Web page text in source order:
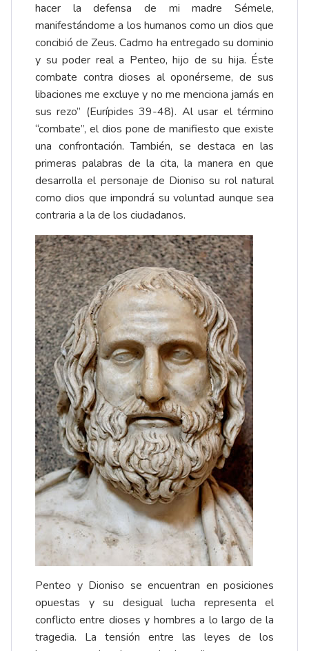
hacer la defensa de mi madre Sémele,
manifestándome a los humanos como un dios que
concibió de Zeus. Cadmo ha entregado su dominio
y su poder real a Penteo, hijo de su hija. Éste
combate contra dioses al oponérseme, de sus
libaciones me excluye y no me menciona jamás en
sus rezo” (Eurípides 39-48). Al usar el término
“combate”, el dios pone de manifiesto que existe
una confrontación. También, se destaca en las
primeras palabras de la cita, la manera en que
desarrolla el personaje de Dioniso su rol natural
como dios que impondrá su voluntad aunque sea
contraria a la de los ciudadanos.
Penteo y Dioniso se encuentran en posiciones
opuestas y su desigual lucha representa el
conflicto entre dioses y hombres a lo largo de la
tragedia. La tensión entre las leyes de los